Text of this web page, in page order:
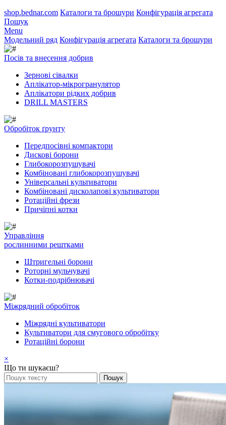
shop.bednar.com Каталоги та брошури Конфігурація агрегата
Пошук
Menu
Модельний ряд Конфігурація агрегата Каталоги та брошури
Посів та внесення добрив
Зернові сівалки
Аплікатор-мікрогранулятор
Аплікатори рідких добрив
DRILL MASTERS
Обробіток ґрунту
Передпосівні компактори
Дискові борони
Глибокорозпушувачі
Комбіновані глибокорозпушувачі
Універсальні культиватори
Комбіновані дисколапові культиватори
Ротаційні фрези
Причіпні котки
Управління
рослинними рештками
Штригельні борони
Pоторні мульчувачі
Котки-подрібнювачі
Mіжрядний обробіток
Міжрядні культиватори
Культиватори для смугового обробітку
Ротаційні борони
×
Що ти шукаєш?